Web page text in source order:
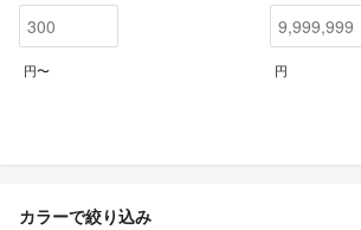
円〜 円
カラーで絞り込み